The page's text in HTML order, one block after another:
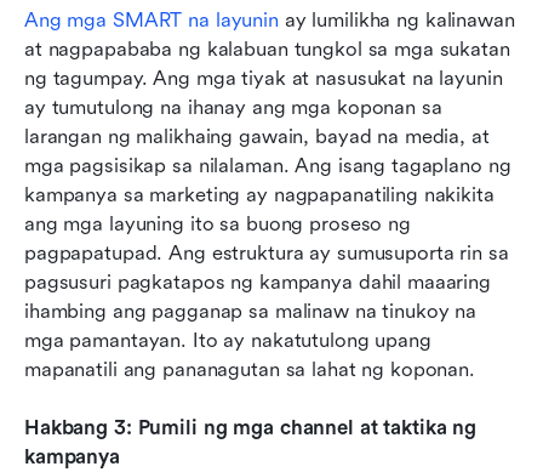
Ang mga SMART na layunin ay lumilikha ng kalinawan
at nagpapababa ng kalabuan tungkol sa mga sukatan
ng tagumpay. Ang mga tiyak at nasusukat na layunin
ay tumutulong na ihanay ang mga koponan sa
larangan ng malikhaing gawain, bayad na media, at
mga pagsisikap sa nilalaman. Ang isang tagaplano ng
kampanya sa marketing ay nagpapanatiling nakikita
ang mga layuning ito sa buong proseso ng
pagpapatupad. Ang estruktura ay sumusuporta rin sa
pagsusuri pagkatapos ng kampanya dahil maaaring
ihambing ang pagganap sa malinaw na tinukoy na
mga pamantayan. Ito ay nakatutulong upang
mapanatili ang pananagutan sa lahat ng koponan.
Hakbang 3: Pumili ng mga channel at taktika ng
kampanya